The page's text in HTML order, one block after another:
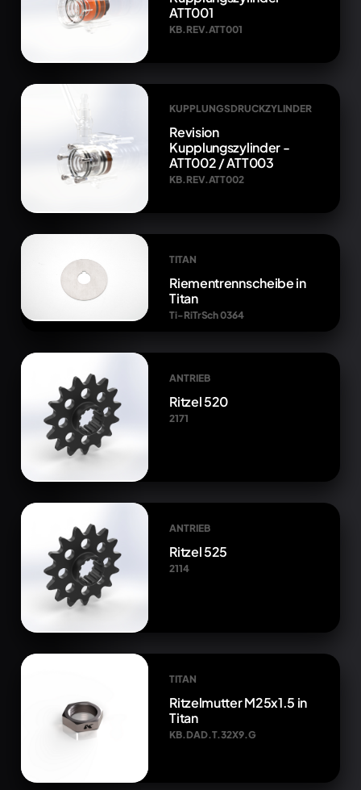
ATT001
KB.REV.ATT001
KUPPLUNGSDRUCKZYLINDER
Revision
Kupplungszylinder -
ATT002 / ATT003
KB.REV.ATT002
TITAN
Riementrennscheibe in
Titan
Ti-RiTrSch 0364
ANTRIEB
Ritzel 520
2171
ANTRIEB
Ritzel 525
2114
TITAN
Ritzelmutter M25x1.5 in
Titan
KB.DAD.T.32X9.G